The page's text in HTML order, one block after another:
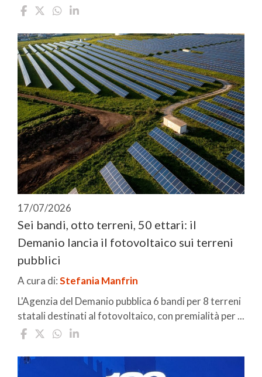
17/07/2026
Sei bandi, otto terreni, 50 ettari: il
Demanio lancia il fotovoltaico sui terreni
pubblici
A cura di:Stefania Manfrin
L'Agenzia del Demanio pubblica 6 bandi per 8 terreni
statali destinati al fotovoltaico, con premialità per ...